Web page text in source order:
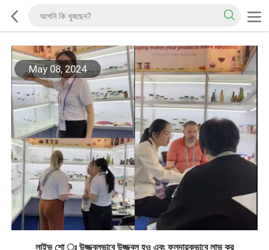
May 08, 2024
লাইভ শো ঃ উজ্জ্বলভাবে উজ্জ্বল হও এবং ফলদায়কভাবে লাভ কর